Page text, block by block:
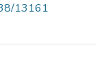
13161